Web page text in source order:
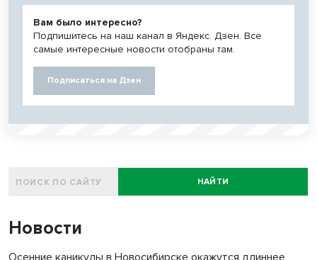
Вам было интересно?
Подпишитесь на наш канал в Яндекс. Дзен. Все
самые интересные новости отобраны там.
Подписаться на Дзен
НАЙТИ
Новости
Осенние каникулы в Новосибирске окажутся длиннее